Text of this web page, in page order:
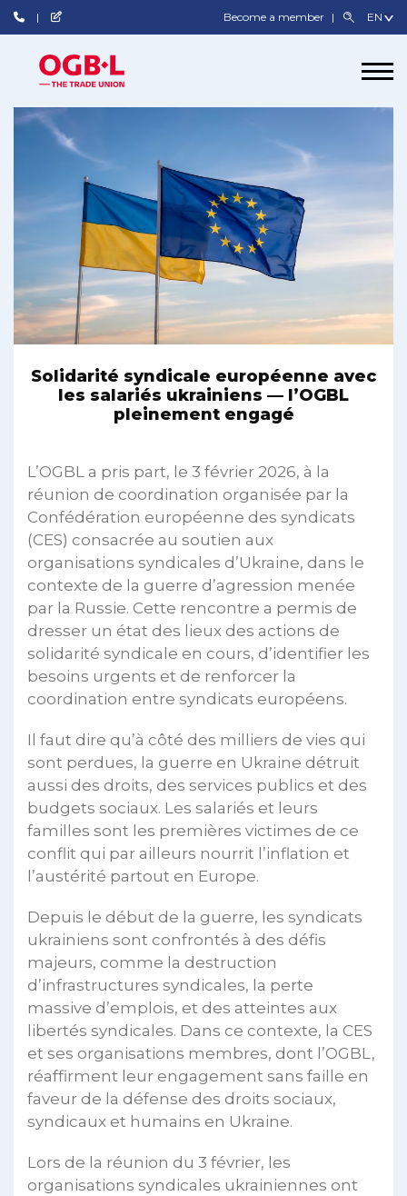
Become a member
Solidarité syndicale européenne avec
les salariés ukrainiens — l’OGBL
pleinement engagé
L’OGBL a pris part, le 3 février 2026, à la
réunion de coordination organisée par la
Confédération européenne des syndicats
(CES) consacrée au soutien aux
organisations syndicales d’Ukraine, dans le
contexte de la guerre d’agression menée
par la Russie. Cette rencontre a permis de
dresser un état des lieux des actions de
solidarité syndicale en cours, d’identifier les
besoins urgents et de renforcer la
coordination entre syndicats européens.
Il faut dire qu’à côté des milliers de vies qui
sont perdues, la guerre en Ukraine détruit
aussi des droits, des services publics et des
budgets sociaux. Les salariés et leurs
familles sont les premières victimes de ce
conflit qui par ailleurs nourrit l’inflation et
l’austérité partout en Europe.
Depuis le début de la guerre, les syndicats
ukrainiens sont confrontés à des défis
majeurs, comme la destruction
d’infrastructures syndicales, la perte
massive d’emplois, et des atteintes aux
libertés syndicales. Dans ce contexte, la CES
et ses organisations membres, dont l’OGBL,
réaffirment leur engagement sans faille en
faveur de la défense des droits sociaux,
syndicaux et humains en Ukraine.
Lors de la réunion du 3 février, les
organisations syndicales ukrainiennes ont